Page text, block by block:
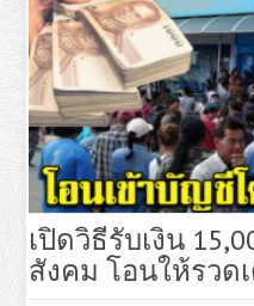
เปิดวิธีรับเงิน
สังคม โอนให้รวด